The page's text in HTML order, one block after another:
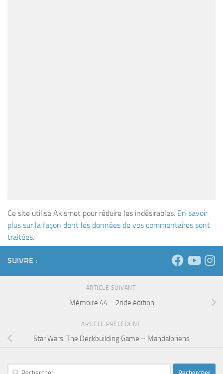
Ce site utilise Akismet pour réduire les indésirables. En savoir
plus sur la façon dont les données de vos commentaires sont
traitées
SUIVRE :
ARTICLE SUIVANT
Mémoire 44 – 2nde édition
ARTICLE PRÉCÉDENT
Star Wars: The Deckbuilding Game – Mandaloriens
Rechercher :